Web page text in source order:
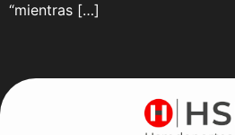
“mientras […]